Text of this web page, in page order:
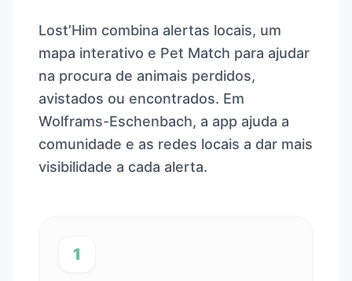
Lost’Him combina alertas locais, um
mapa interativo e Pet Match para ajudar
na procura de animais perdidos,
avistados ou encontrados. Em
Wolframs-Eschenbach, a app ajuda a
comunidade e as redes locais a dar mais
visibilidade a cada alerta.
1